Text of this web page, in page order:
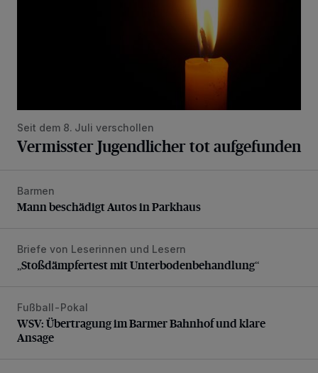
Seit dem 8. Juli verschollen
Vermisster Jugendlicher tot aufgefunden
Mann beschädigt Autos in Parkhaus
Barmen
Mann beschädigt Autos in Parkhaus
„Stoßdämpfertest mit Unterbodenbehandlung“
Briefe von Leserinnen und Lesern
„Stoßdämpfertest mit Unterbodenbehandlung“
WSV: Übertragung im Barmer Bahnhof und klare Ansage
Fußball-Pokal
WSV: Übertragung im Barmer Bahnhof und klare
Ansage